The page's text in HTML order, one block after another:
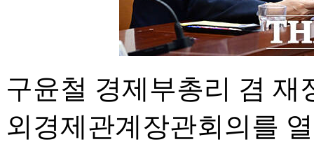
구윤철 경제부총리 겸 재
외경제관계장관회의를